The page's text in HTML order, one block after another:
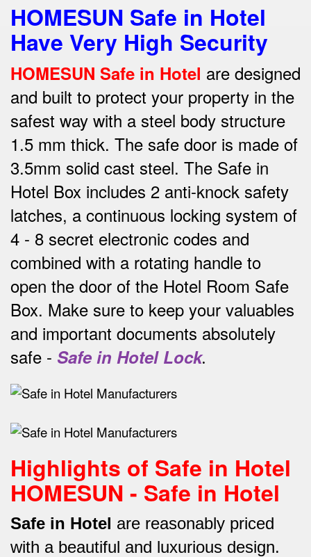
HOMESUN Safe in Hotel
Have Very High Security
HOMESUN Safe in Hotel are designed
and built to protect your property in the
safest way with a steel body structure
1.5 mm thick. The safe door is made of
3.5mm solid cast steel. The Safe in
Hotel Box includes 2 anti-knock safety
latches, a continuous locking system of
4 - 8 secret electronic codes and
combined with a rotating handle to
open the door of the Hotel Room Safe
Box. Make sure to keep your valuables
and important documents absolutely
safe - Safe in Hotel Lock.
Highlights of Safe in Hotel
HOMESUN - Safe in Hotel
Safe in Hotel are reasonably priced
with a beautiful and luxurious design.